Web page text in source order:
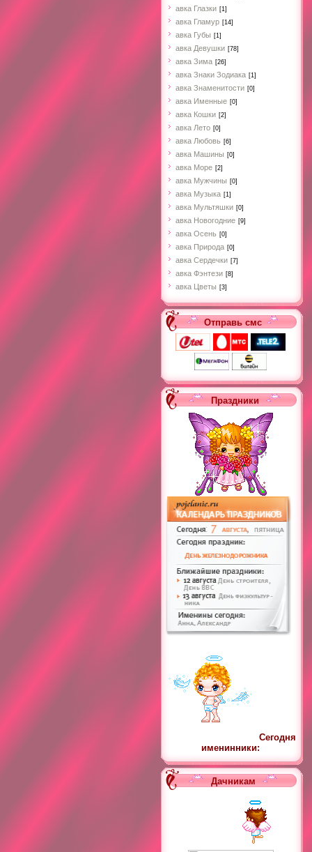
авка Глазки [1]
авка Гламур [14]
авка Губы [1]
авка Девушки [78]
авка Зима [26]
авка Знаки Зодиака [1]
авка Знаменитости [0]
авка Именные [0]
авка Кошки [2]
авка Лето [0]
авка Любовь [6]
авка Машины [0]
авка Море [2]
авка Мужчины [0]
авка Музыка [1]
авка Мультяшки [0]
авка Новогодние [9]
авка Осень [0]
авка Природа [0]
авка Сердечки [7]
авка Фэнтези [8]
авка Цветы [3]
Отправь смс
Праздники
Сегодня
именинники:
Дачникам